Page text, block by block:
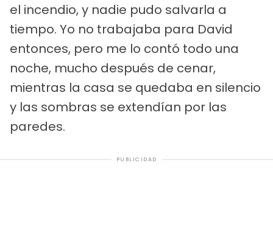
el incendio, y nadie pudo salvarla a
tiempo. Yo no trabajaba para David
entonces, pero me lo contó todo una
noche, mucho después de cenar,
mientras la casa se quedaba en silencio
y las sombras se extendían por las
paredes.
PUBLICIDAD